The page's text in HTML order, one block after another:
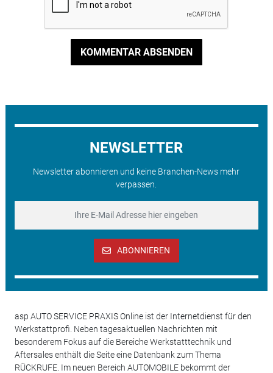
KOMMENTAR ABSENDEN
NEWSLETTER
Newsletter abonnieren und keine Branchen-News mehr
verpassen.
ABONNIEREN
asp AUTO SERVICE PRAXIS Online ist der Internetdienst für den
Werkstattprofi. Neben tagesaktuellen Nachrichten mit
besonderem Fokus auf die Bereiche Werkstatttechnik und
Aftersales enthält die Seite eine Datenbank zum Thema
RÜCKRUFE. Im neuen Bereich AUTOMOBILE bekommt der